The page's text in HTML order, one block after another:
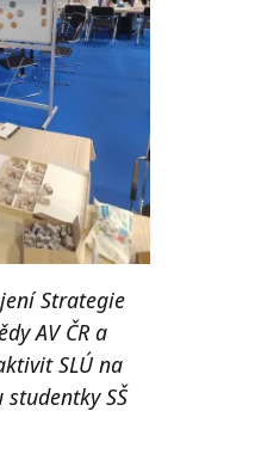
Strategie
AV ČR a
SLÚ na
SŠ